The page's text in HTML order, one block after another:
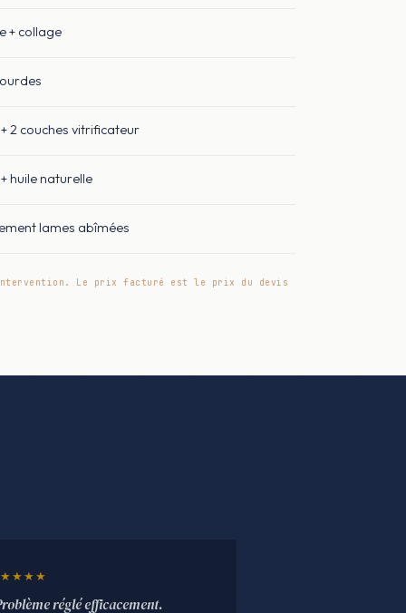
+ collage
2 couches vitrificateur
huile naturelle
lames abîmées
Le prix facturé est le prix du devis
réglé efficacement.